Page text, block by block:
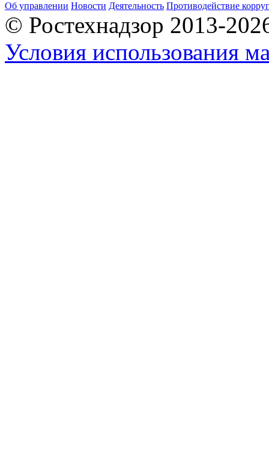
Об управлении Новости Деятельность Противодействие
© Ростехнадзор 2013-
Условия использования